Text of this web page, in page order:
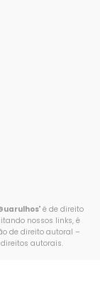
" é de direito
nossos links, é
de direito autoral –
autorais.